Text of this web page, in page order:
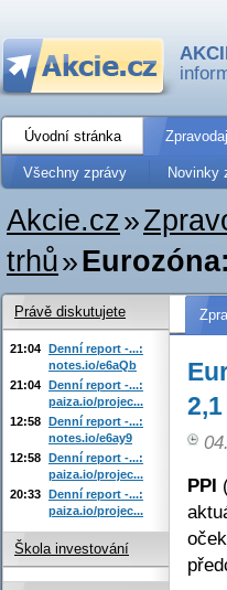
Úvodní stránka
Všechny zprávy Novinky
Akcie.cz»
trhů»
PPI
Právě diskutujete
21:04 Denní report -...:
notes.io/e6aQb
21:04 Denní report -...:
paiza.io/projec...
12:58 Denní report -...:
notes.io/e6ay9
12:58 Denní report -...:
paiza.io/projec...
20:33 Denní report -...:
paiza.io/projec...
Škola investování